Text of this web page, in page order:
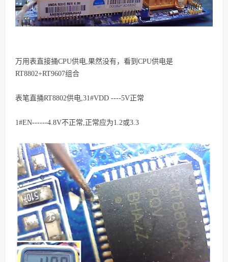
万用表直接捅CPU供电,果然没有， 看到CPU供电是
RT8802+RT9607组合
表笔直捅RT8802供电, 31#VDD ----5V正常
1#EN------4.8V不正常,正常应为1.2或3.3